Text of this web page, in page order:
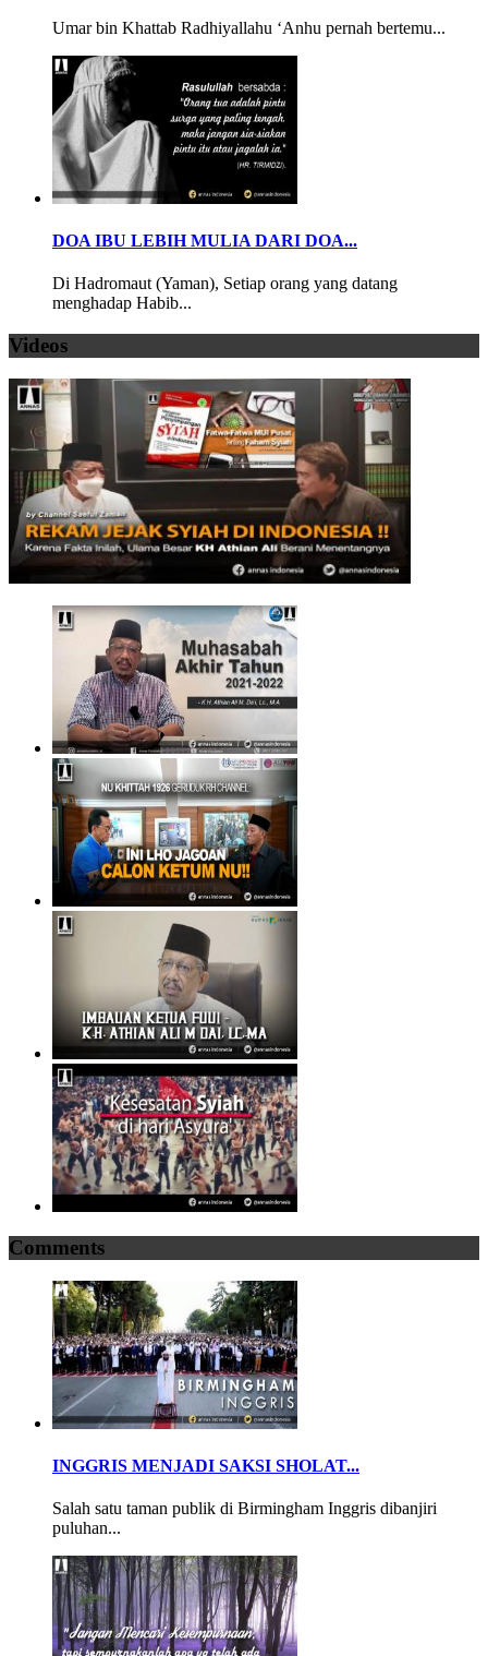
Umar bin Khattab Radhiyallahu ‘Anhu pernah bertemu...
DOA IBU LEBIH MULIA DARI DOA...
Di Hadromaut (Yaman), Setiap orang yang datang
menghadap Habib...
Videos
Comments
INGGRIS MENJADI SAKSI SHOLAT...
Salah satu taman publik di Birmingham Inggris dibanjiri
puluhan...